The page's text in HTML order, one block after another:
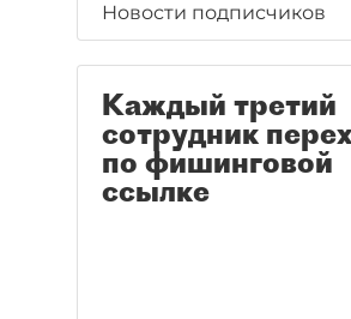
Новости подписчиков
Каждый третий
сотрудник
по фишинговой
ссылке